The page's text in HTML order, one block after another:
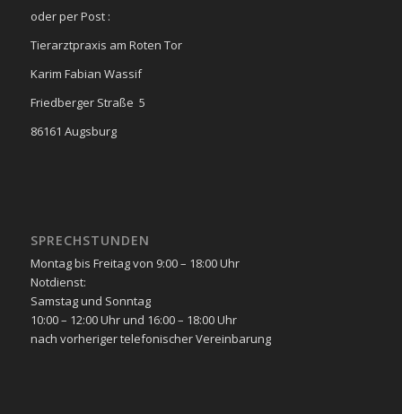
oder per Post :
Tierarztpraxis am Roten Tor
Karim Fabian Wassif
Friedberger Straße 5
86161 Augsburg
SPRECHSTUNDEN
Montag bis Freitag von 9:00 – 18:00 Uhr
Notdienst:
Samstag und Sonntag
10:00 – 12:00 Uhr und 16:00 – 18:00 Uhr
nach vorheriger telefonischer Vereinbarung